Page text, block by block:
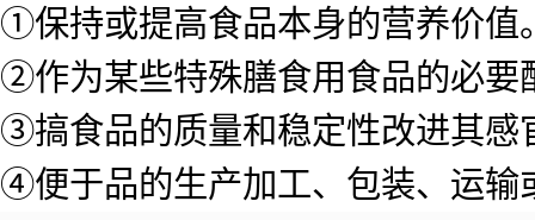
①保持或提高食品本身的营养价值
②作为某些特殊膳食用食品的必要
③搞食品的质量和稳定性改进其感
④便于品的生产加工、包装、运输